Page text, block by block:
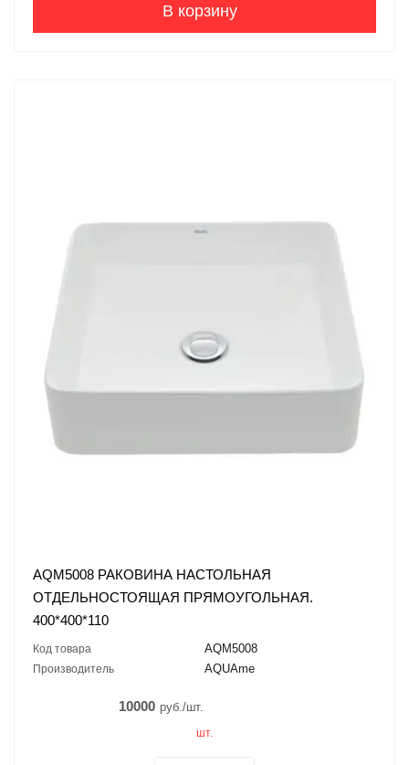
В корзину
AQM5008 РАКОВИНА НАСТОЛЬНАЯ
ОТДЕЛЬНОСТОЯЩАЯ ПРЯМОУГОЛЬНАЯ.
400*400*110
Код товара AQM5008
Производитель AQUAme
10000 руб./шт.
шт.